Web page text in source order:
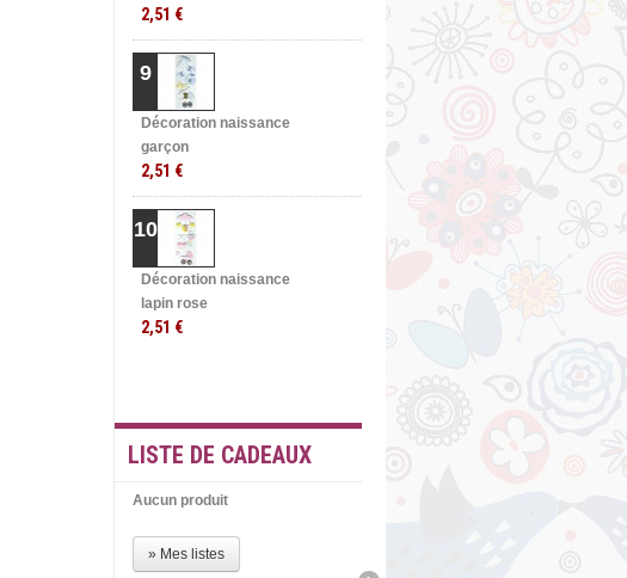
2,51 €
9
Décoration naissance
garçon
2,51 €
10
Décoration naissance
lapin rose
2,51 €
LISTE DE CADEAUX
Aucun produit
» Mes listes